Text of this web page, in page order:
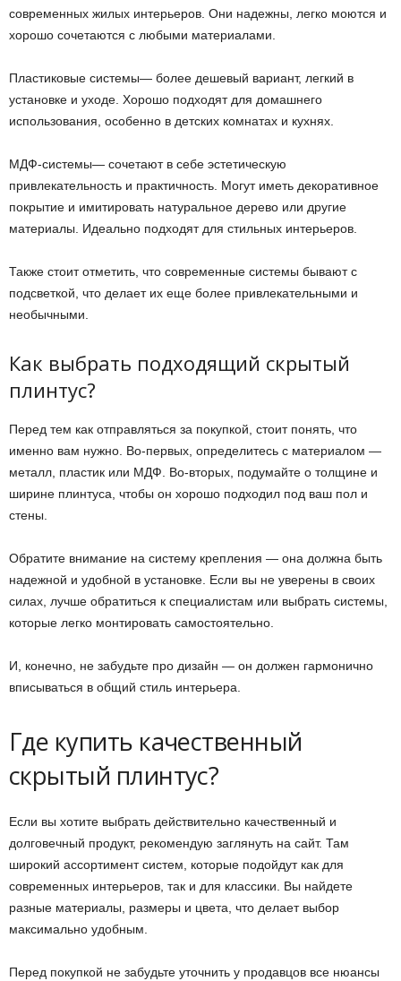
современных жилых интерьеров. Они надежны, легко моются и
хорошо сочетаются с любыми материалами.
Пластиковые системы— более дешевый вариант, легкий в
установке и уходе. Хорошо подходят для домашнего
использования, особенно в детских комнатах и кухнях.
МДФ-системы— сочетают в себе эстетическую
привлекательность и практичность. Могут иметь декоративное
покрытие и имитировать натуральное дерево или другие
материалы. Идеально подходят для стильных интерьеров.
Также стоит отметить, что современные системы бывают с
подсветкой, что делает их еще более привлекательными и
необычными.
Как выбрать подходящий скрытый
плинтус?
Перед тем как отправляться за покупкой, стоит понять, что
именно вам нужно. Во-первых, определитесь с материалом —
металл, пластик или МДФ. Во-вторых, подумайте о толщине и
ширине плинтуса, чтобы он хорошо подходил под ваш пол и
стены.
Обратите внимание на систему крепления — она должна быть
надежной и удобной в установке. Если вы не уверены в своих
силах, лучше обратиться к специалистам или выбрать системы,
которые легко монтировать самостоятельно.
И, конечно, не забудьте про дизайн — он должен гармонично
вписываться в общий стиль интерьера.
Где купить качественный
скрытый плинтус?
Если вы хотите выбрать действительно качественный и
долговечный продукт, рекомендую заглянуть на сайт. Там
широкий ассортимент систем, которые подойдут как для
современных интерьеров, так и для классики. Вы найдете
разные материалы, размеры и цвета, что делает выбор
максимально удобным.
Перед покупкой не забудьте уточнить у продавцов все нюансы